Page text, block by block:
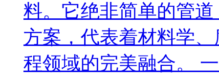
料。它绝非简单的管
方案，代表着材料学
程领域的完美融合。